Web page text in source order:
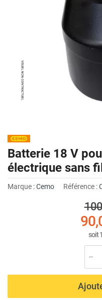
Batterie 18 V
électrique sans
Marque :Cemo Référence :
soit